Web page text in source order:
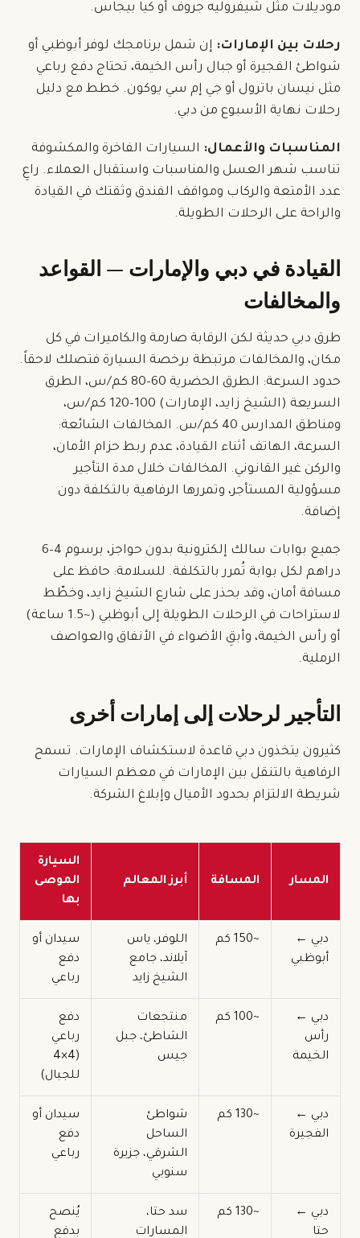
موديلات مثل شيفروليه جروف أو كيا بيجاس.
رحلات بين الإمارات: إن شمل برنامجك لوفر أبوظبي أو
شواطئ الفجيرة أو جبال رأس الخيمة، تحتاج دفع رباعي
مثل نيسان باترول أو جي إم سي يوكون. خطط مع دليل
رحلات نهاية الأسبوع من دبي.
المناسبات والأعمال: السيارات الفاخرة والمكشوفة
تناسب شهر العسل والمناسبات واستقبال العملاء. راعِ
عدد الأمتعة والركاب ومواقف الفندق وثقتك في القيادة
والراحة على الرحلات الطويلة.
القيادة في دبي والإمارات — القواعد
والمخالفات
طرق دبي حديثة لكن الرقابة صارمة والكاميرات في كل
مكان، والمخالفات مرتبطة برخصة السيارة فتصلك لاحقاً.
حدود السرعة: الطرق الحضرية 60–80 كم/س، الطرق
السريعة (الشيخ زايد، الإمارات) 100–120 كم/س،
ومناطق المدارس 40 كم/س. المخالفات الشائعة:
السرعة، الهاتف أثناء القيادة، عدم ربط حزام الأمان،
والركن غير القانوني. المخالفات خلال مدة التأجير
مسؤولية المستأجر، وتمررها الرفاهية بالتكلفة دون
إضافة.
جميع بوابات سالك
إلكترونية بدون حواجز، برسوم 4–6
دراهم لكل بوابة تُمرر بالتكلفة. للسلامة: حافظ على
مسافة أمان، وقد بحذر على شارع الشيخ زايد، وخطّط
لاستراحات في الرحلات الطويلة إلى أبوظبي (~1.5 ساعة)
أو رأس الخيمة، وأبقِ الأضواء في الأنفاق والعواصف
الرملية.
التأجير لرحلات إلى إمارات أخرى
كثيرون يتخذون دبي قاعدة لاستكشاف الإمارات. تسمح
الرفاهية بالتنقل بين الإمارات في معظم السيارات
شريطة الالتزام بحدود الأميال وإبلاغ الشركة.
المسار المسافة أبرز المعالم
السيارة
الموصى
بها
دبي ←
أبوظبي
~150 كم
اللوفر، ياس
آيلاند، جامع
الشيخ زايد
سيدان أو
دفع
رباعي
دبي ←
رأس
الخيمة
~100 كم
منتجعات
الشاطئ، جبل
جيس
دفع
رباعي
(4×4
للجبال)
دبي ←
الفجيرة
~130 كم
شواطئ
الساحل
الشرقي، جزيرة
سنوبي
سيدان أو
دفع
رباعي
دبي ←
حتا
~130 كم
سد حتا،
المسارات
يُنصح
بدفع